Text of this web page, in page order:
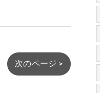
次のページ >